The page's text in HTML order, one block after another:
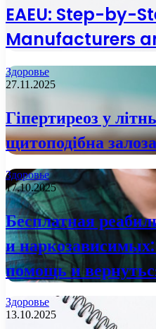
EAEU: Step-by-
Manufacturers
Здоровье
27.11.2025
Гіпертиреоз у
щитоподібна
Здоровье
17.10.2025
Бесплатная
и
помощь и
Здоровье
13.10.2025